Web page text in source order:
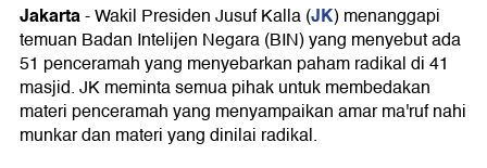
Jakarta-Wakil Presiden Jusuf Kalla (JK) menanggapi
temuan Badan Intelijen Negara (BIN) yang menyebut ada
51 penceramah yang menyebarkan paham radikal di 41
masjid. JK meminta semua pihak untuk membedakan
materi penceramah yang menyampaikan amar ma'ruf nahi
munkar dan materi yang dinilai radikal.